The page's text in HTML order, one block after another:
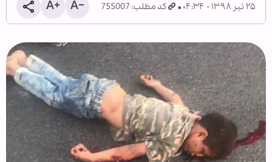
۲۵ تیر ۱۳۹۸ - ۰۴:۳۴ کد مطلب: 755007